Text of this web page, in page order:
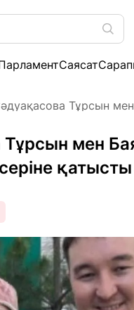
Саясат
Тұрсын
мен
қатысты